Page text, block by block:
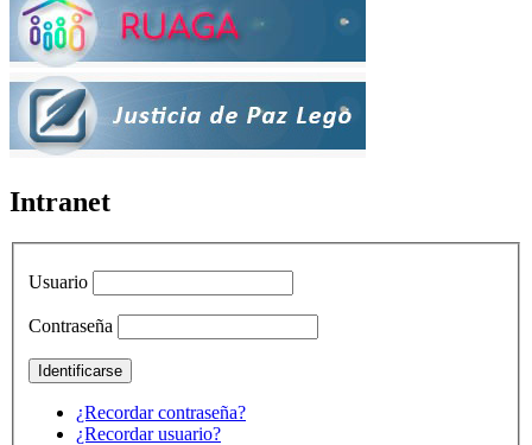
Intranet
Usuario
Contraseña
¿Recordar contraseña?
¿Recordar usuario?